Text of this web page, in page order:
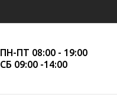
ПН-ПТ 08:00 - 19:00
СБ 09:00 -14:00